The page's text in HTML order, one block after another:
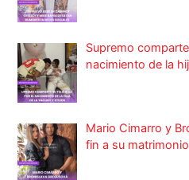
Supremo
nacimiento de la
Mario Cimarro y
fin a su matrimonio